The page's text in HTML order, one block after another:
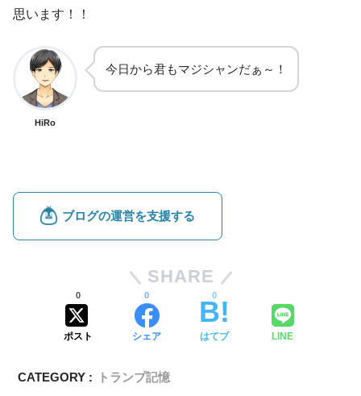
思います！！
HiRo
今日から君もマジシャンだぁ～！
SHARE
ポスト
0
シェア
0
はてブ
0
LINE
CATEGORY : トランプ記憶